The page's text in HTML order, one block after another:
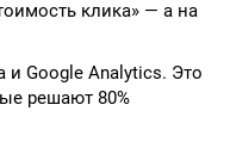
клика» — а на
и Google Analytics. Это
решают 80%